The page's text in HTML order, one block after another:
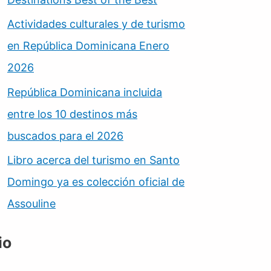
Actividades culturales y de turismo
en República Dominicana Enero
2026
República Dominicana incluida
entre los 10 destinos más
buscados para el 2026
Libro acerca del turismo en Santo
Domingo ya es colección oficial de
Assouline